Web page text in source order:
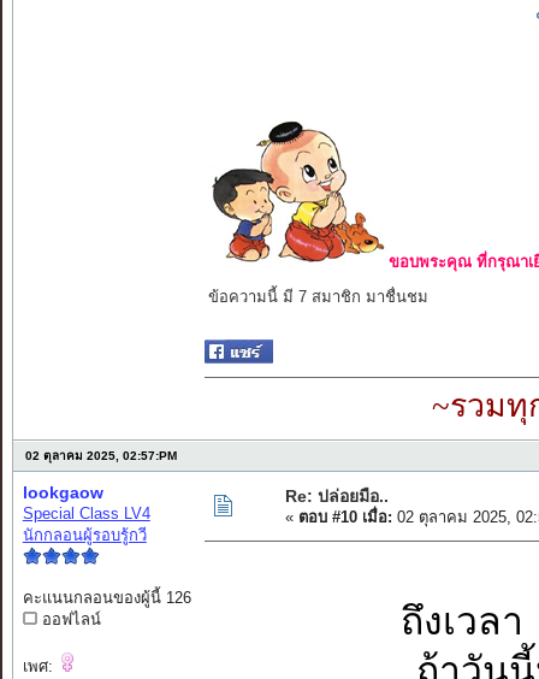
ขอบพระคุณ ที่กรุณาเ
ข้อความนี้ มี 7 สมาชิก มาชื่นชม
~รวมทุ
02 ตุลาคม 2025, 02:57:PM
lookgaow
Special Class LV4
นักกลอนผู้รอบรู้กวี
คะแนนกลอนของผู้นี้ 126
ออฟไลน์
เพศ:
Re: ปล่อยมือ..
« ตอบ #10 เมื่อ: 02 ตุลาคม 2025,
ถึงเวลา